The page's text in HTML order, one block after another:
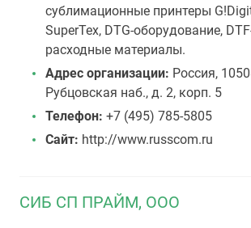
сублимационные принтеры
SuperTex, DTG-оборудование,
расходные материалы.
Адрес организации: Россия,
Рубцовская наб., д. 2, корп. 5
Телефон: +7 (495) 785-5805
Сайт: http://www.russcom.ru
СИБ СП ПРАЙМ, ООО